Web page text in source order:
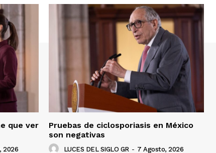
que ver
2026
Pruebas de ciclosporiasis en México
son negativas
LUCES DEL SIGLO GR - 7 Agosto, 2026